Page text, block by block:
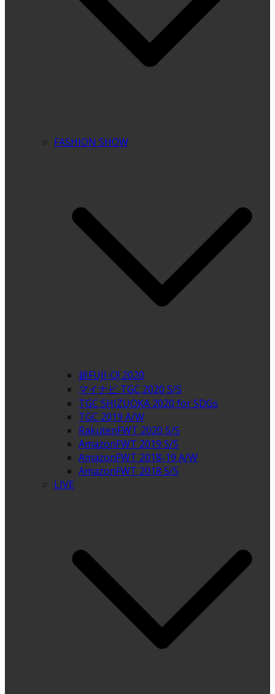
FASHION SHOW
超FUJI-Q! 2020
マイナビ TGC 2020 S/S
TGC SHIZUOKA 2020 for SDGs
TGC 2019 A/W
RakutenFWT 2020 S/S
AmazonFWT 2019 S/S
AmazonFWT 2018-19 A/W
AmazonFWT 2018 S/S
LIVE